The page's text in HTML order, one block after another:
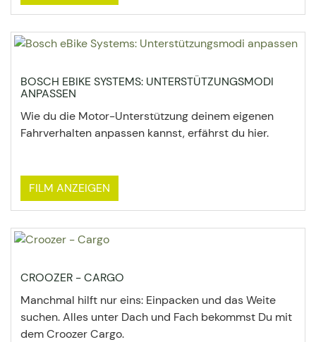
BOSCH EBIKE SYSTEMS: UNTERSTÜTZUNGSMODI
ANPASSEN
Wie du die Motor-Unterstützung deinem eigenen
Fahrverhalten anpassen kannst, erfährst du hier.
FILM ANZEIGEN
CROOZER - CARGO
Manchmal hilft nur eins: Einpacken und das Weite
suchen. Alles unter Dach und Fach bekommst Du mit
dem Croozer Cargo.